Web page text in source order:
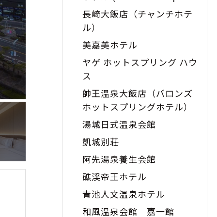
Hotel)
長崎大飯店（チャンチホテ
ル）
美嘉美ホテル
ヤゲ ホットスプリング ハウ
ス
帥王温泉大飯店（バロンズ
ホットスプリングホテル）
湯城日式温泉会館
凱城別荘
阿先湯泉養生会館
礁渓帝王ホテル
青池人文温泉ホテル
和風温泉会館 嘉一館